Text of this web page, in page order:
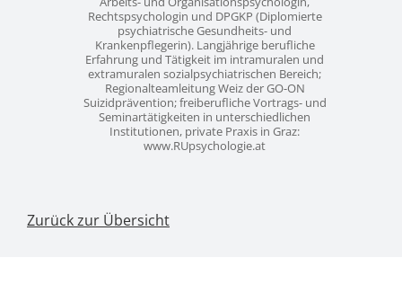
Rechtspsychologin und DPGKP (Diplomierte
psychiatrische Gesundheits- und
Krankenpflegerin). Langjährige berufliche
Erfahrung und Tätigkeit im intramuralen und
extramuralen sozialpsychiatrischen Bereich;
Regionalteamleitung Weiz der GO-ON
Suizidprävention; freiberufliche Vortrags- und
Seminartätigkeiten in unterschiedlichen
Institutionen, private Praxis in Graz:
www.RUpsychologie.at
Zurück zur Übersicht